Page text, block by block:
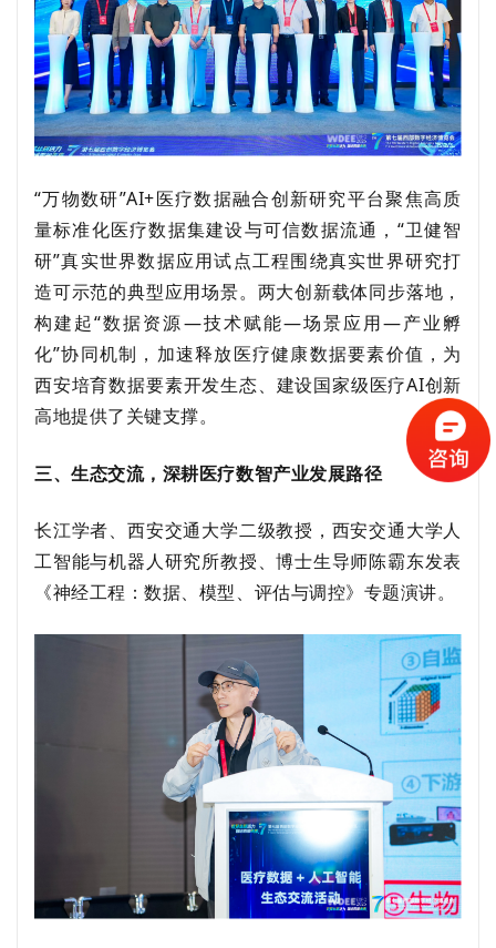
“万物数研”AI+医疗数据融合创新研究平台聚焦高质
量标准化医疗数据集建设与可信数据流通，“卫健智
研”真实世界数据应用试点工程围绕真实世界研究打
造可示范的典型应用场景。两大创新载体同步落地，
构建起“数据资源—技术赋能—场景应用—产业孵
化”协同机制，加速释放医疗健康数据要素价值，为
西安培育数据要素开发生态、建设国家级医疗AI创新
高地提供了关键支撑。
三、生态交流， 深耕医疗数智产业发展路径
长江学者、西安交通大学二级教授，西安交通大学人
工智能与机器人研究所教授、博士生导师陈霸东发表
《神经工程：数据、模型、评估与调控》专题演讲。